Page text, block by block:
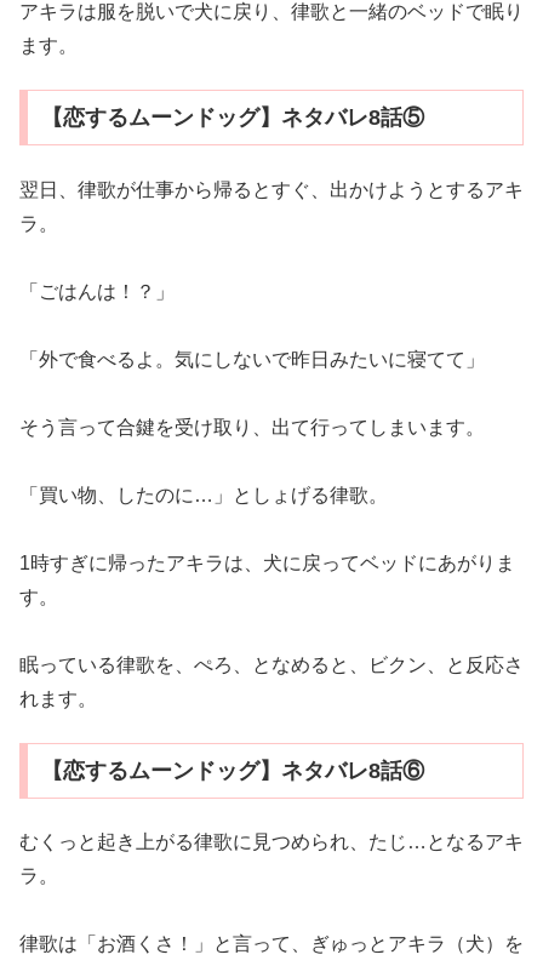
アキラは服を脱いで犬に戻り、律歌と一緒のベッドで眠り
ます。
【恋するムーンドッグ】ネタバレ8話⑤
翌日、律歌が仕事から帰るとすぐ、出かけようとするアキ
ラ。
「ごはんは！？」
「外で食べるよ。気にしないで昨日みたいに寝てて」
そう言って合鍵を受け取り、出て行ってしまいます。
「買い物、したのに…」としょげる律歌。
1時すぎに帰ったアキラは、犬に戻ってベッドにあがりま
す。
眠っている律歌を、ぺろ、となめると、ビクン、と反応さ
れます。
【恋するムーンドッグ】ネタバレ8話⑥
むくっと起き上がる律歌に見つめられ、たじ…となるアキ
ラ。
律歌は「お酒くさ！」と言って、ぎゅっとアキラ（犬）を